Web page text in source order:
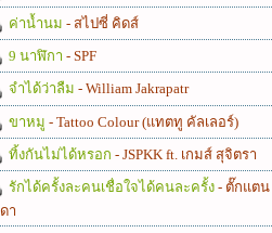
ค่าน้ำนม - สไปซี่ คิดส์
9 นาฬิกา - SPF
จำได้ว่าลืม - William Jakrapatr
ขาหมู - Tattoo Colour (แทตทู คัลเลอร์)
ทิ้งกันไม่ได้หรอก - JSPKK ft. เกมส์ สุจิตรา
รักได้ครั้งละคนเชื่อใจได้คนละครั้ง - ตั๊กแตน
า